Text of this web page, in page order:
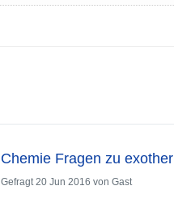
Chemie Fragen zu
Gefragt 20 Jun 2016 von Gast